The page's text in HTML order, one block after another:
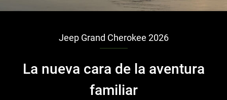
Jeep Grand Cherokee 2026
La nueva cara de la aventura
familiar